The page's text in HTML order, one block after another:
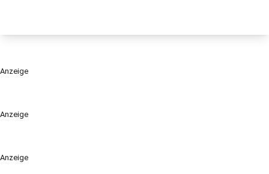
Anzeige
Anzeige
Anzeige